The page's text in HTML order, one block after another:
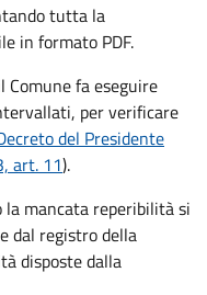
tutta la
in formato PDF.
Comune fa eseguire
per verificare
del Presidente
art. 11).
mancata reperibilità si
dal registro della
disposte dalla